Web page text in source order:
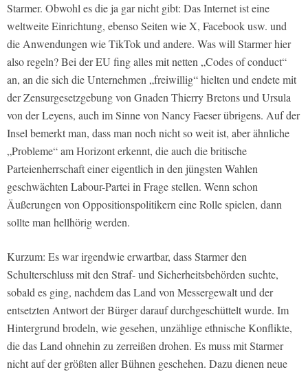
Starmer. Obwohl es die ja gar nicht gibt: Das Internet ist eine
weltweite Einrichtung, ebenso Seiten wie X, Facebook usw. und
die Anwendungen wie TikTok und andere. Was will Starmer hier
also regeln? Bei der EU fing alles mit netten „Codes of conduct“
an, an die sich die Unternehmen „freiwillig“ hielten und endete mit
der Zensurgesetzgebung von Gnaden Thierry Bretons und Ursula
von der Leyens, auch im Sinne von Nancy Faeser übrigens. Auf der
Insel bemerkt man, dass man noch nicht so weit ist, aber ähnliche
„Probleme“ am Horizont erkennt, die auch die britische
Parteienherrschaft einer eigentlich in den jüngsten Wahlen
geschwächten Labour-Partei in Frage stellen. Wenn schon
Äußerungen von Oppositionspolitikern eine Rolle spielen, dann
sollte man hellhörig werden.
Kurzum: Es war irgendwie erwartbar, dass Starmer den
Schulterschluss mit den Straf- und Sicherheitsbehörden suchte,
sobald es ging, nachdem das Land von Messergewalt und der
entsetzten Antwort der Bürger darauf durchgeschüttelt wurde. Im
Hintergrund brodeln, wie gesehen, unzählige ethnische Konflikte,
die das Land ohnehin zu zerreißen drohen. Es muss mit Starmer
nicht auf der größten aller Bühnen geschehen. Dazu dienen neue